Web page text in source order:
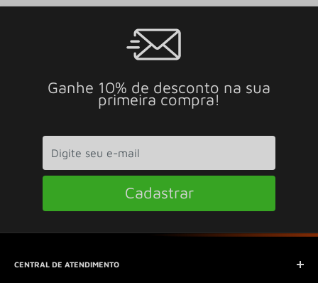
Ganhe 10% de desconto na sua
primeira compra!
Cadastrar
CENTRAL DE ATENDIMENTO